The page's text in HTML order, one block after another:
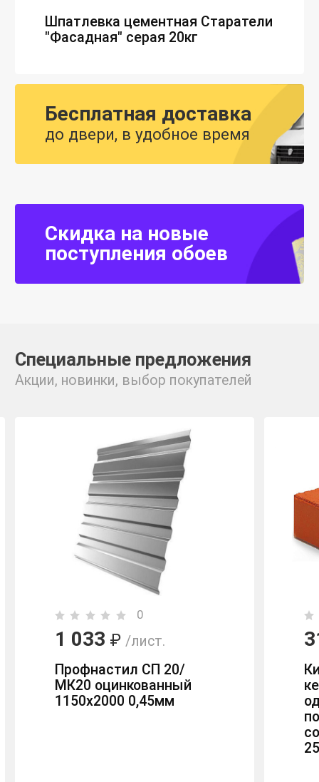
Шпатлевка цементная Старатели
"Фасадная" серая 20кг
Бесплатная доставка
до двери, в удобное время
Скидка на новые
поступления обоев
Специальные предложения
Акции, новинки, выбор покупателей
0
1 033 ₽ /лист.
Профнастил СП 20/
МК20 оцинкованный
1150х2000 0,45мм